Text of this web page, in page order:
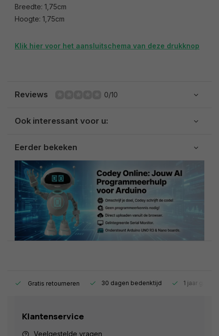
Breedte: 1,75cm
Hoogte: 1,75cm
Klik hier voor het aansluitschema van deze drukknop
Reviews 0/10
Ook interessant voor u:
Eerder bekeken
Gratis retourneren 30 dagen bedenktijd 1 jaar
Klantenservice
Veelgestelde vragen